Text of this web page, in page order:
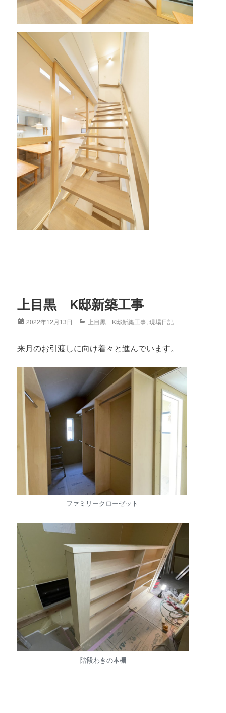
上目黒 K邸新築工事
Posted
2022年12月13日 Categories
上目黒 K邸新築工事,現場日記
来月のお引渡しに向け着々と進んでいます。
ファミリークローゼット
階段わきの本棚